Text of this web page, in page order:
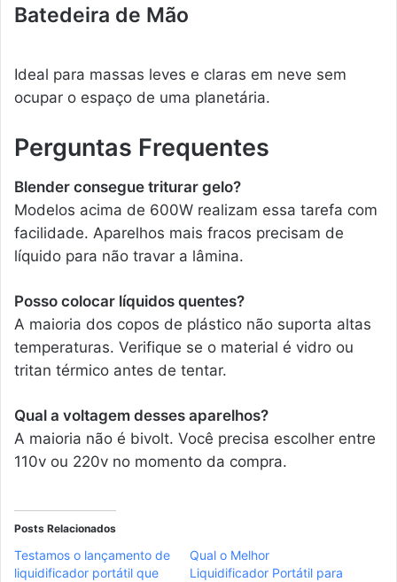
Batedeira de Mão
Ideal para massas leves e claras em neve sem
ocupar o espaço de uma planetária.
Perguntas Frequentes
Blender consegue triturar gelo?
Modelos acima de 600W realizam essa tarefa com
facilidade. Aparelhos mais fracos precisam de
líquido para não travar a lâmina.
Posso colocar líquidos quentes?
A maioria dos copos de plástico não suporta altas
temperaturas. Verifique se o material é vidro ou
tritan térmico antes de tentar.
Qual a voltagem desses aparelhos?
A maioria não é bivolt. Você precisa escolher entre
110v ou 220v no momento da compra.
Posts Relacionados
Testamos o lançamento de
liquidificador portátil que
Qual o Melhor
Liquidificador Portátil para